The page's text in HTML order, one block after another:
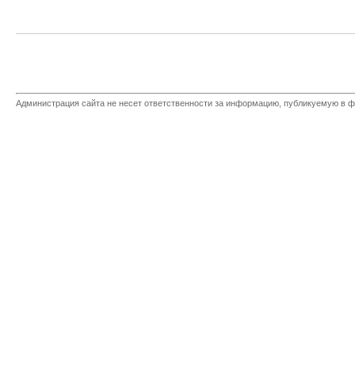
Администрация сайта не несет ответственности за информацию, публикуемую